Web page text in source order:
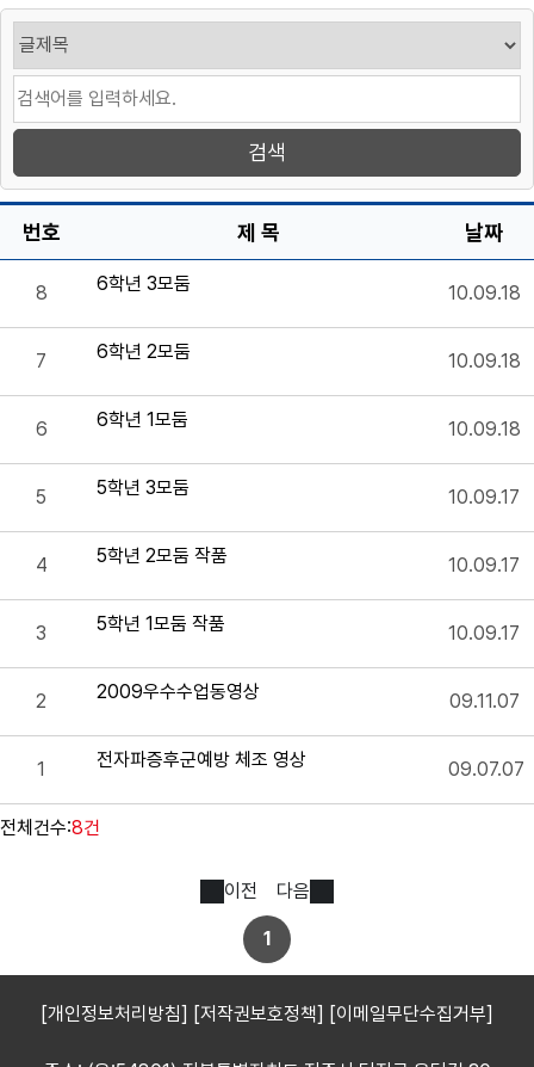
번호 제 목 날짜
8 6학년 3모둠 10.09.18
7 6학년 2모둠 10.09.18
6 6학년 1모둠 10.09.18
5 5학년 3모둠 10.09.17
4 5학년 2모둠 작품 10.09.17
3 5학년 1모둠 작품 10.09.17
2 2009우수수업동영상 09.11.07
1 전자파증후군예방 체조 영상 09.07.07
전체건수:8건
이전
1
다음
[개인정보처리방침] [저작권보호정책] [이메일무단수집거부]